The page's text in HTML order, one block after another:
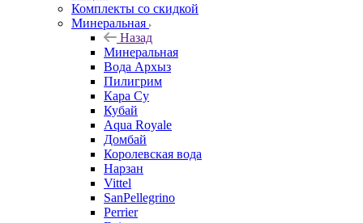
Комплекты со скидкой
Минеральная
Назад
Минеральная
Вода Архыз
Пилигрим
Кара Су
Кубай
Aqua Royale
Домбай
Королевская вода
Нарзан
Vittel
SanPellegrino
Perrier